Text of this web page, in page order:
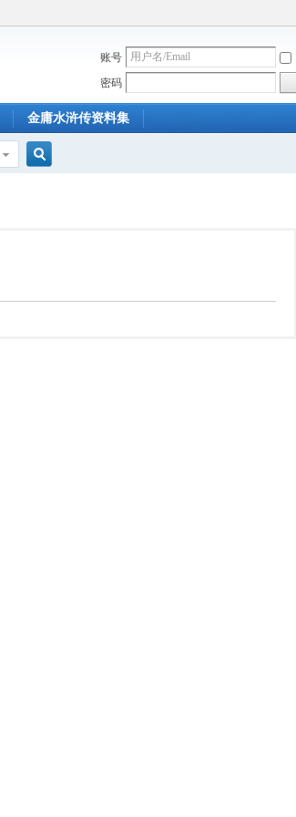
账号
密码
金庸水浒传资料集